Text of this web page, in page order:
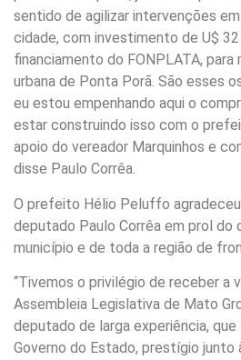
sentido de agilizar intervenções
cidade, com investimento de U$
financiamento do FONPLATA, para
urbana de Ponta Porã. São esses
eu estou empenhando aqui o
estar construindo isso com o
apoio do vereador Marquinhos e
disse Paulo Corrêa.
O prefeito Hélio Peluffo
deputado Paulo Corrêa em prol do
município e de toda a região de
“Tivemos o privilégio de receber a
Assembleia Legislativa de Mato
deputado de larga experiência,
Governo do Estado, prestígio junto